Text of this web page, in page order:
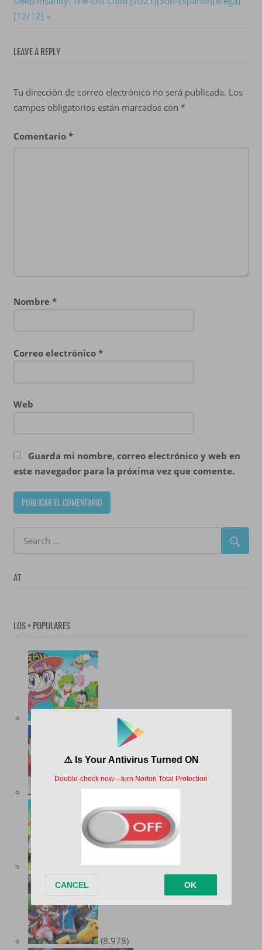
entradas
Post:
[12/12]
LEAVE A REPLY
Tu dirección de correo electrónico no será publicada. Los
campos obligatorios están marcados con *
Comentario *
Nombre *
Correo electrónico *
Web
Guarda mi nombre, correo electrónico y web en
este navegador para la próxima vez que comente.
AT
LOS + POPULARES
(12.738)
(10.347)
(9.551)
(8.978)